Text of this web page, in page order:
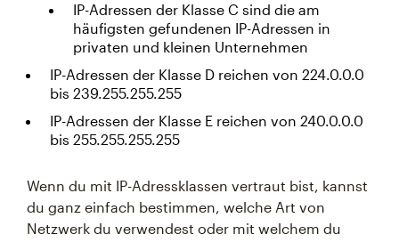
IP-Adressen der Klasse C sind die am
häufigsten gefundenen IP-Adressen in
privaten und kleinen Unternehmen
IP-Adressen der Klasse D reichen von 224.0.0.0
bis 239.255.255.255
IP-Adressen der Klasse E reichen von 240.0.0.0
bis 255.255.255.255
Wenn du mit IP-Adressklassen vertraut bist, kannst
du ganz einfach bestimmen, welche Art von
Netzwerk du verwendest oder mit welchem du